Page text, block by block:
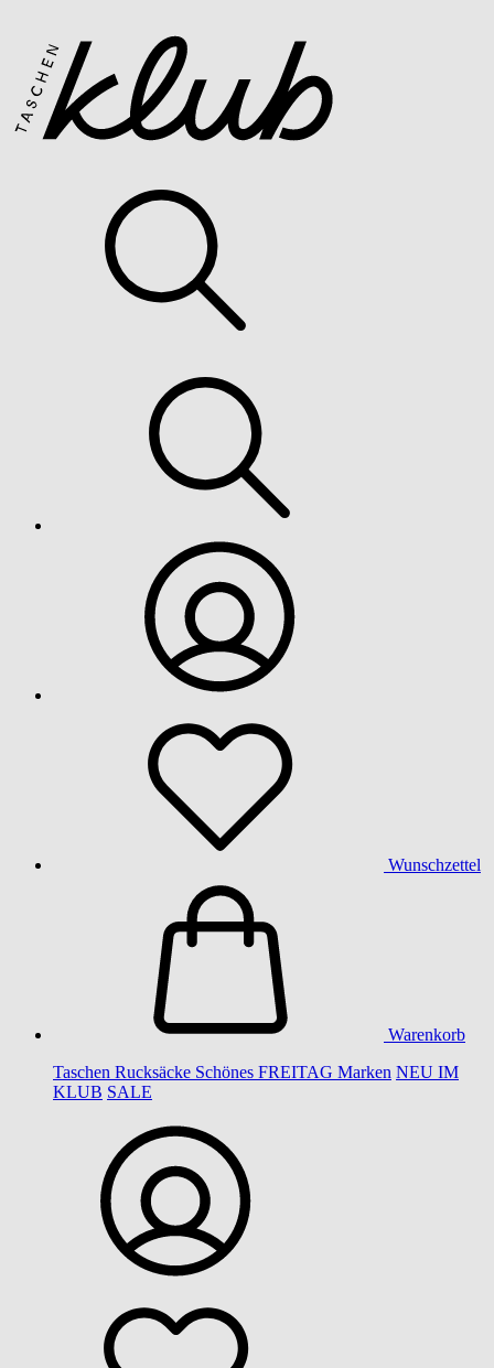
Wunschzettel
Warenkorb
Taschen Rucksäcke Schönes FREITAG Marken NEU IM
KLUB SALE